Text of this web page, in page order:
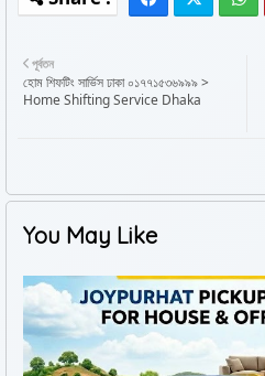
পূর্বতন
হোম শিফটিং সার্ভিস ঢাকা ০১৭৭১৫৩৬৯৯৯ >
Home Shifting Service Dhaka
You May Like